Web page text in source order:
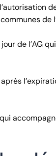
de
de l’AG